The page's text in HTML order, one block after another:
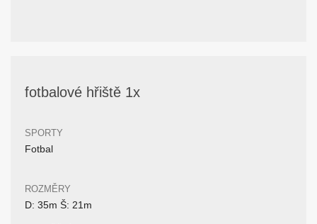
fotbalové hřiště 1x
SPORTY
Fotbal
ROZMĚRY
D: 35m Š: 21m